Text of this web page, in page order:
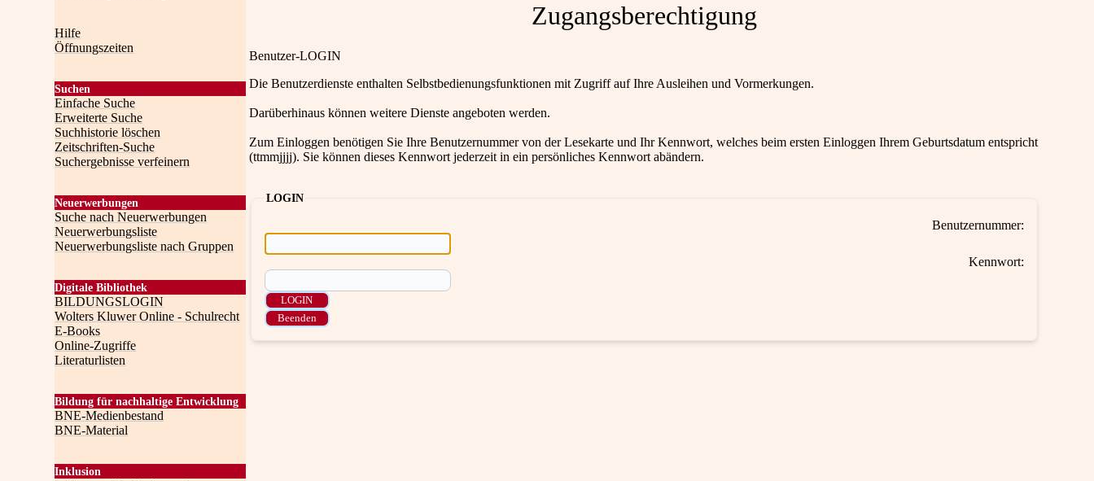
Hilfe
Öffnungszeiten
Suchen
Einfache Suche
Erweiterte Suche
Suchhistorie löschen
Zeitschriften-Suche
Suchergebnisse verfeinern
Neuerwerbungen
Suche nach Neuerwerbungen
Neuerwerbungsliste
Neuerwerbungsliste nach Gruppen
Digitale Bibliothek
BILDUNGSLOGIN
Wolters Kluwer Online - Schulrecht
E-Books
Online-Zugriffe
Literaturlisten
Bildung für nachhaltige Entwicklung
BNE-Medienbestand
BNE-Material
Inklusion
Zugangsberechtigung
Benutzer-LOGIN
Die Benutzerdienste enthalten Selbstbedienungsfunktionen mit Zugriff auf Ihre Ausleihen und Vormerkungen.
Darüberhinaus können weitere Dienste angeboten werden.
Zum Einloggen benötigen Sie Ihre Benutzernummer von der Lesekarte und Ihr Kennwort, welches beim ersten Einloggen Ihrem Geburtsdatum entspricht
(ttmmjjjj). Sie können dieses Kennwort jederzeit in ein persönliches Kennwort abändern.
LOGIN
Benutzernummer:
Kennwort: